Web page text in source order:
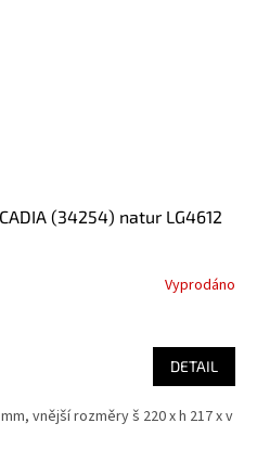
(34254) natur LG4612
Vyprodáno
DETAIL
vnější rozměry š 220 x h 217 x v